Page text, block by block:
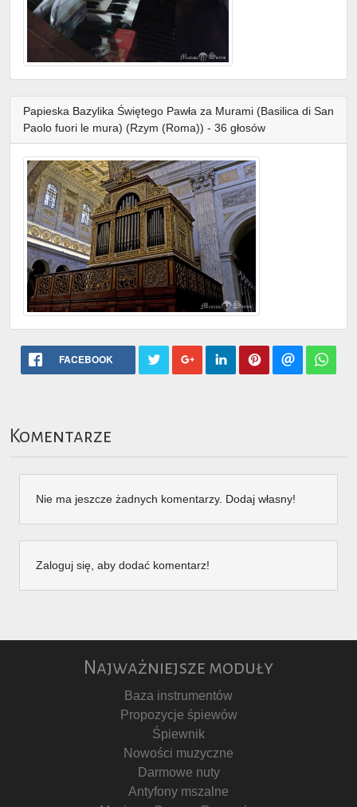
Papieska Bazylika Świętego Pawła za Murami (Basilica di San
Paolo fuori le mura) (Rzym (Roma)) - 36 głosów
FACEBOOK
Komentarze
Nie ma jeszcze żadnych komentarzy. Dodaj własny!
Zaloguj się, aby dodać komentarz!
Najważniejsze moduły
Baza instrumentów
Propozycje śpiewów
Śpiewnik
Nowości muzyczne
Darmowe nuty
Antyfony mszalne